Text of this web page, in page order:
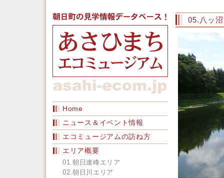
Home
ニュース＆イベント情報
エコミュージアムの訪ね方
エリア概要
01.朝日連峰エリア
02.朝日川エリア
05.八ッ